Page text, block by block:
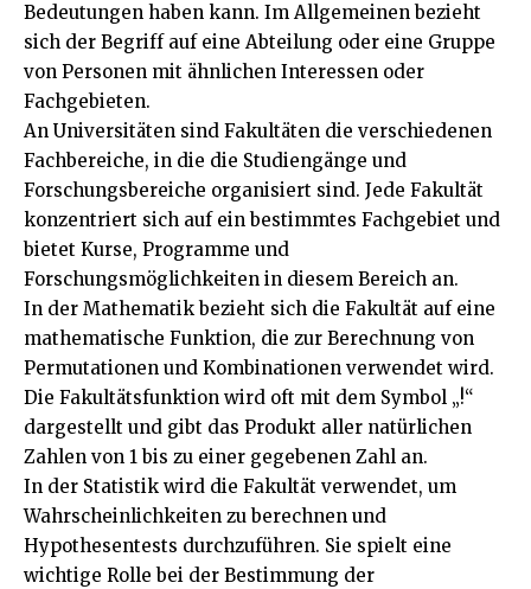
Bedeutungen haben kann. Im Allgemeinen bezieht
sich der Begriff auf eine Abteilung oder eine Gruppe
von Personen mit ähnlichen Interessen oder
Fachgebieten.
An Universitäten sind Fakultäten die verschiedenen
Fachbereiche, in die die Studiengänge und
Forschungsbereiche organisiert sind. Jede Fakultät
konzentriert sich auf ein bestimmtes Fachgebiet und
bietet Kurse, Programme und
Forschungsmöglichkeiten in diesem Bereich an.
In der Mathematik bezieht sich die Fakultät auf eine
mathematische Funktion, die zur Berechnung von
Permutationen und Kombinationen verwendet wird.
Die Fakultätsfunktion wird oft mit dem Symbol „!“
dargestellt und gibt das Produkt aller natürlichen
Zahlen von 1 bis zu einer gegebenen Zahl an.
In der Statistik wird die Fakultät verwendet, um
Wahrscheinlichkeiten zu berechnen und
Hypothesentests durchzuführen. Sie spielt eine
wichtige Rolle bei der Bestimmung der